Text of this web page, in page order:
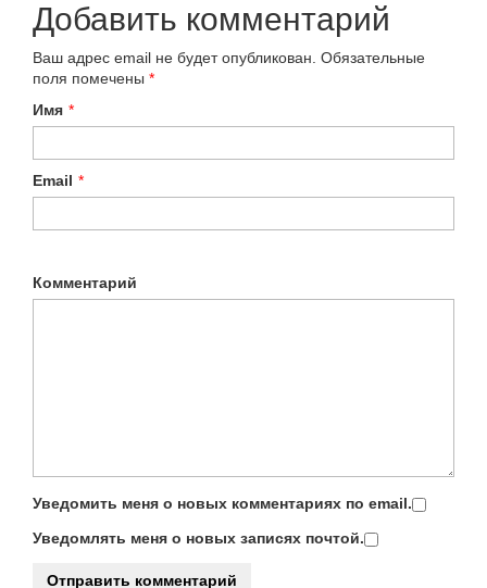
Добавить комментарий
Ваш адрес email не будет опубликован. Обязательные
поля помечены *
Имя *
Email *
Комментарий
Уведомить меня о новых комментариях по email.
Уведомлять меня о новых записях почтой.